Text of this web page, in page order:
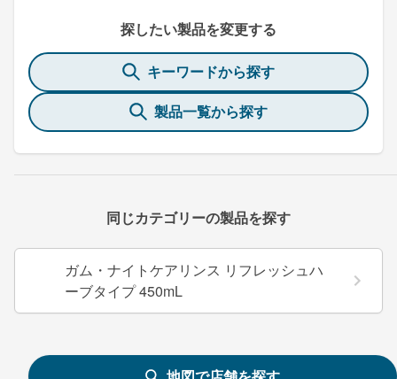
探したい製品を変更する
キーワードから探す
製品一覧から探す
同じカテゴリーの製品を探す
ガム・ナイトケアリンス リフレッシュハ
ーブタイプ 450mL